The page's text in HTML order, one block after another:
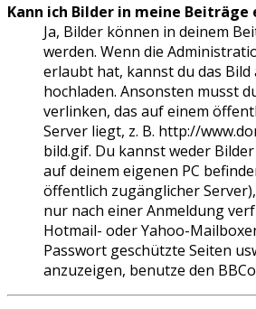
Kann ich Bilder in meine Beiträge
Ja, Bilder können in deinem
werden. Wenn die
erlaubt hat, kannst du das Bild
hochladen. Ansonsten musst
verlinken, das auf einem
Server liegt, z. B. http://
bild.gif. Du kannst weder
auf deinem eigenen PC
öffentlich zugänglicher
nur nach einer Anmeldung
Hotmail- oder Yahoo-
Passwort geschützte Seiten
anzuzeigen, benutze den